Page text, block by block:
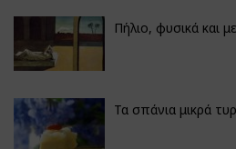
Πήλιο, φυσικά και
Τα σπάνια μικρά